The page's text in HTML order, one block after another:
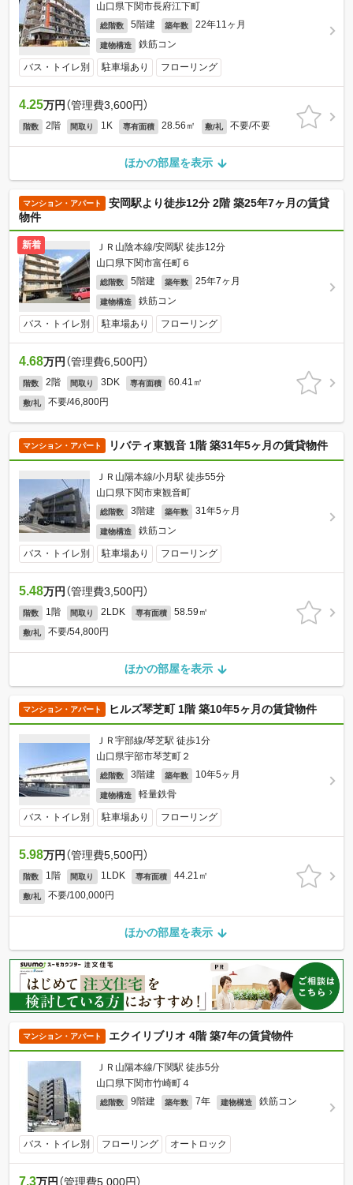
山口県下関市長府江下町
総階数 5階建 築年数 22年11ヶ月
建物構造 鉄筋コン
バス・トイレ別 駐車場あり フローリング
4.25万円 （管理費3,600円）
階数 2階 間取り 1K 専有面積 28.56㎡ 敷/礼 不要/不要
ほかの部屋を表示
マンション・アパート
安岡駅より徒歩12分 2階 築25年7ヶ月の賃貸
物件
新着
ＪＲ山陰本線/安岡駅 徒歩12分
山口県下関市富任町６
総階数 5階建 築年数 25年7ヶ月
建物構造 鉄筋コン
バス・トイレ別 駐車場あり フローリング
4.68万円 （管理費6,500円）
階数 2階 間取り 3DK 専有面積 60.41㎡
敷/礼 不要/46,800円
マンション・アパート リバティ東観音 1階 築31年5ヶ月の賃貸物件
ＪＲ山陽本線/小月駅 徒歩55分
山口県下関市東観音町
総階数 3階建 築年数 31年5ヶ月
建物構造 鉄筋コン
バス・トイレ別 駐車場あり フローリング
5.48万円 （管理費3,500円）
階数 1階 間取り 2LDK 専有面積 58.59㎡
敷/礼 不要/54,800円
ほかの部屋を表示
マンション・アパート ヒルズ琴芝町 1階 築10年5ヶ月の賃貸物件
ＪＲ宇部線/琴芝駅 徒歩1分
山口県宇部市琴芝町２
総階数 3階建 築年数 10年5ヶ月
建物構造 軽量鉄骨
バス・トイレ別 駐車場あり フローリング
5.98万円 （管理費5,500円）
階数 1階 間取り 1LDK 専有面積 44.21㎡
敷/礼 不要/100,000円
ほかの部屋を表示
マンション・アパート エクイリブリオ 4階 築7年の賃貸物件
ＪＲ山陽本線/下関駅 徒歩5分
山口県下関市竹崎町４
総階数 9階建 築年数 7年 建物構造 鉄筋コン
バス・トイレ別 フローリング オートロック
7.3万円 （管理費5,000円）